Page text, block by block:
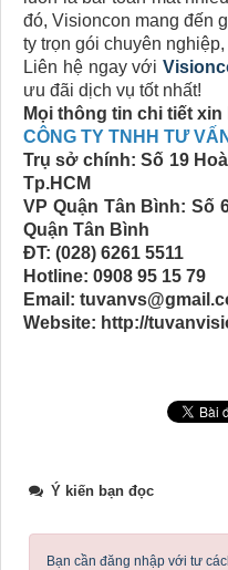
đó, Visioncon mang đến
ty trọn gói chuyên
Liên hệ ngay với
ưu đãi dịch vụ tốt nhất!
Mọi thông tin chi tiết xin
CÔNG TY TNHH TƯ
Trụ sở chính: Số 19
Tp.HCM
VP Quận Tân Bình: Số
Quận Tân Bình
ĐT: (028) 6261 5511
Hotline: 0908 95 15 79
Email:
Website: http://
Ý kiến bạn đọc
Bạn cần đăng nhập với tư